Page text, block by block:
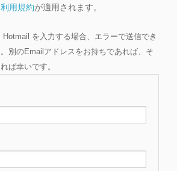
利用規約が適用されます。
を入力する場合、エラーで送信でき
別のEmailアドレスをお持ちであれば、そ
ば幸いです。